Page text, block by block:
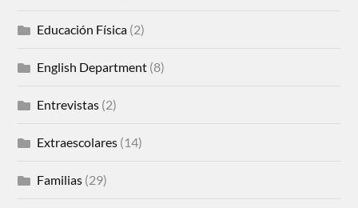
Educación Física (2)
English Department (8)
Entrevistas (2)
Extraescolares (14)
Familias (29)